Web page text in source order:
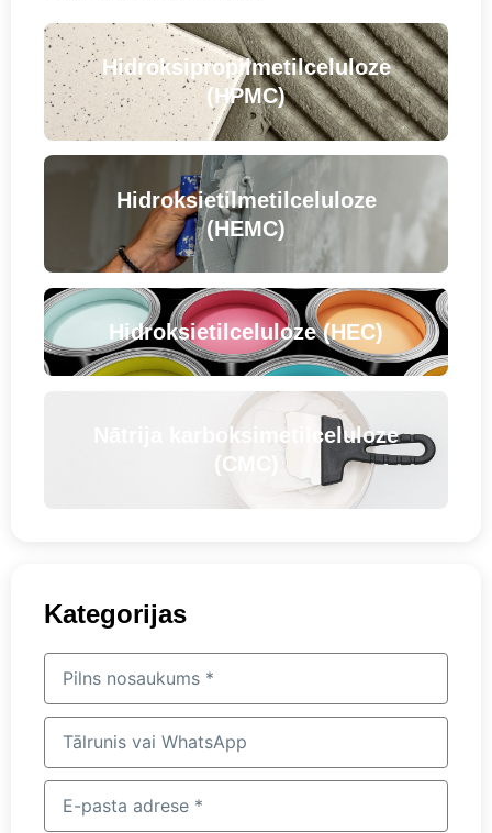
Hidroksipropilmetilceluloze
(HPMC)
Hidroksietilmetilceluloze
(HEMC)
Hidroksietilceluloze (HEC)
Nātrija karboksimetilceluloze
(CMC)
Kategorijas
nosaukums
pasta